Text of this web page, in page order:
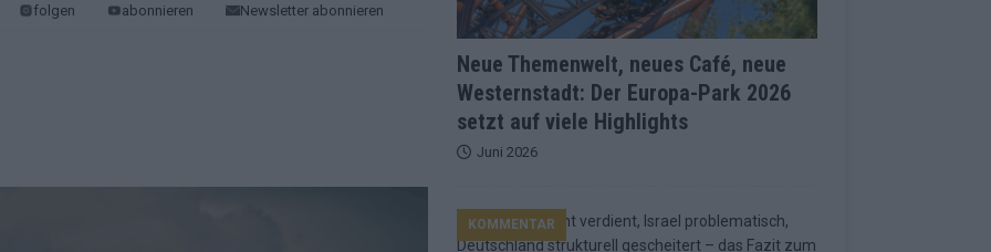
folgen abonnieren Newsletter abonnieren
Neue Themenwelt, neues Café, neue
Westernstadt: Der Europa-Park 2026
setzt auf viele Highlights
Juni 2026
KOMMENTAR